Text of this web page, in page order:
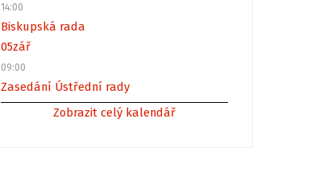
14:00
Biskupská rada
05zář
09:00
Zasedání Ústřední rady
Zobrazit celý kalendář